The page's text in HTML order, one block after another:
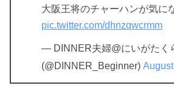
大阪王将のチャーハンが気に
pic.twitter.com/dhnzqwcrmm
— DINNER夫婦@にいがたく
(@DINNER_Beginner)